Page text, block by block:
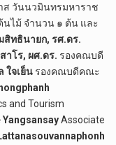
ส วันนวมินทรมหาราช
ไม้ จำนวน ๑ ต้น และ
สิทธินายก, รศ.ดร.
าโร, ผศ.ดร. รองคณบดี
ใจเย็น รองคณบดีคณะ
and Tourism
YangsansayAssociate